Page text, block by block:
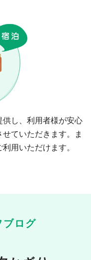
し、利用者様が安心
ていただきます。ま
用いただけます。
ブログ